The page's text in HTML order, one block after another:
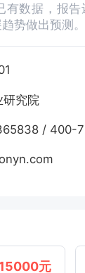
有数据，报告
势做出预测。
研究院
/ 400-
15000元